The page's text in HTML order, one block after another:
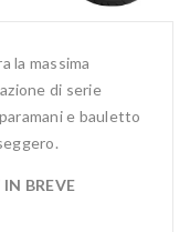
la massima
di serie
e bauletto
BREVE